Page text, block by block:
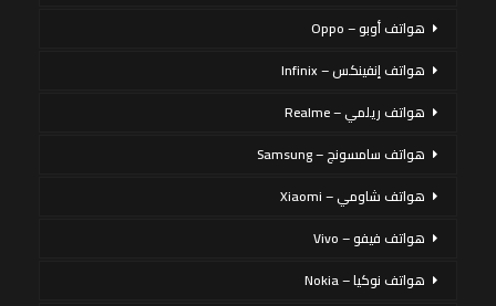
هواتف أوبو – Oppo
هواتف إنفينكس – Infinix
هواتف ريلمي – Realme
هواتف سامسونج – Samsung
هواتف شاومي – Xiaomi
هواتف فيفو – Vivo
هواتف نوكيا – Nokia